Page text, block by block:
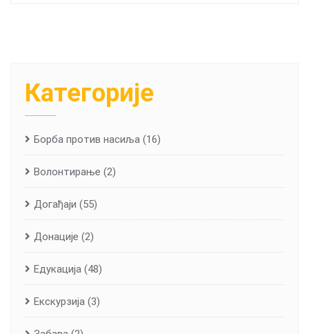
Категорије
Борба против насиља (16)
Волонтирање (2)
Догађаји (55)
Донације (2)
Едукација (48)
Екскурзија (3)